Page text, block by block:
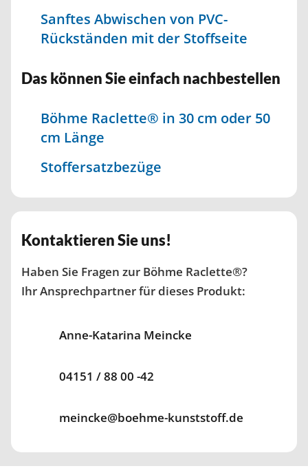
Sanftes Abwischen von PVC-
Rückständen mit der Stoffseite
Das können Sie einfach nachbestellen
Böhme Raclette® in 30 cm oder 50
cm Länge
Stoffersatzbezüge
Kontaktieren Sie uns!
Haben Sie Fragen zur Böhme Raclette®?
Ihr Ansprechpartner für dieses Produkt:
Anne-Katarina Meincke
04151 / 88 00 -42
meincke@boehme-kunststoff.de